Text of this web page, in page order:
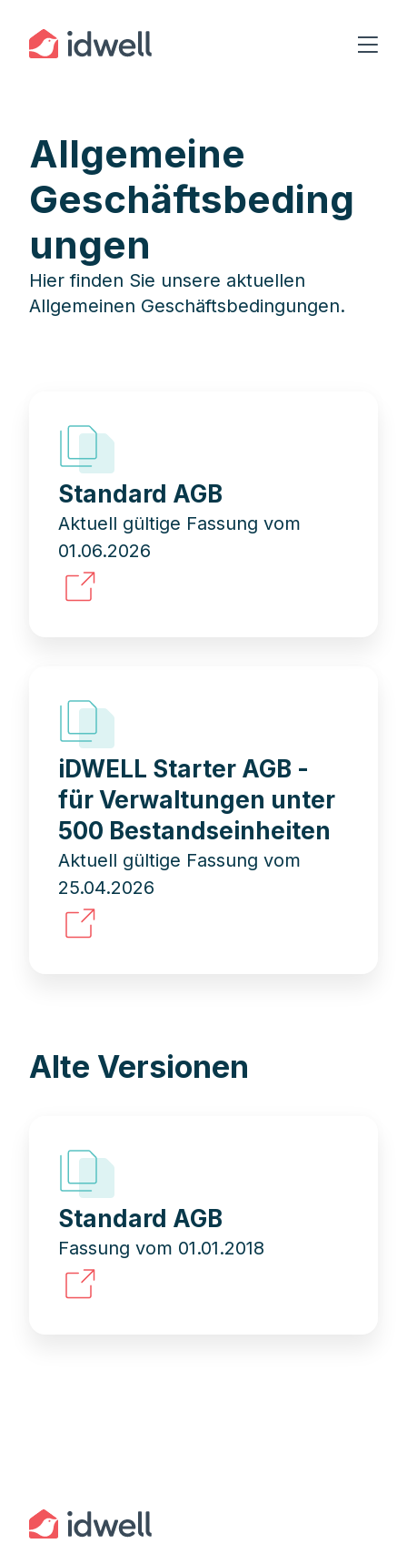
Allgemeine
Geschäftsbeding
ungen
Hier finden Sie unsere aktuellen
Allgemeinen Geschäftsbedingungen.
Standard AGB
Aktuell gültige Fassung vom
01.06.2026
iDWELL Starter AGB -
für Verwaltungen unter
500 Bestandseinheiten
Aktuell gültige Fassung vom
25.04.2026
Alte Versionen
Standard AGB
Fassung vom 01.01.2018